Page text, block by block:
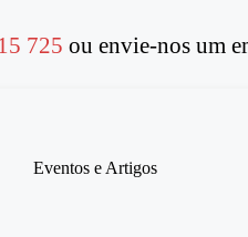
725 ou envie-nos um
Eventos e Artigos